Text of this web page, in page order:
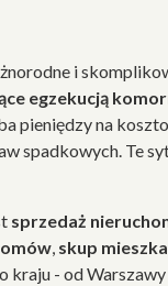
i
egzekucją
pieniędzy na
spadkowych. Te
sprzedaż
, skup
kraju - od